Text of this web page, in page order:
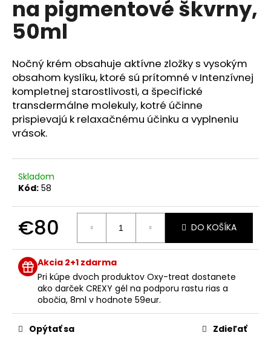
na pigmentové škvrny,
50ml
Nočný krém obsahuje aktívne zložky s vysokým
obsahom kyslíku, ktoré sú prítomné v Intenzívnej
kompletnej starostlivosti, a špecifické
transdermálne molekuly, kotré účinne
prispievajú k relaxačnému účinku a vyplneniu
vrások.
Skladom
Kód: 58
€80
cena:
DO KOŠÍKA
Akcia 2+1 zdarma
Pri kúpe dvoch produktov Oxy-treat dostanete
ako darček CREXY gél na podporu rastu rias a
obočia, 8ml v hodnote 59eur.
Opýtať sa Zdieľať
á
j
ť
?
O
d
o
r
ú
č
e